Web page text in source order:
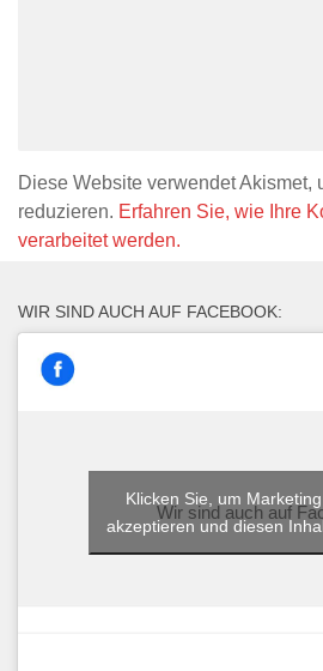
Diese Website verwendet Akismet,
reduzieren. Erfahren Sie, wie Ihre
verarbeitet werden.
WIR SIND AUCH AUF FACEBOOK:
Wir sind auch auf
Klicken Sie, um
akzeptieren und diesen